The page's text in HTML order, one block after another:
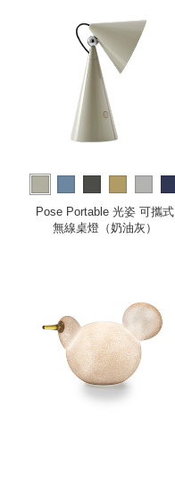
more
Pose Portable 光姿 可攜式
無線桌燈（奶油灰）